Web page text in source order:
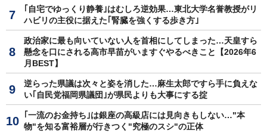
｢自宅でゆっくり静養｣はむしろ逆効果…東北大学名誉教授がリ
ハビリの主役に据えた｢腎臓を強くする歩き方｣
政治家に最も向いていない人を首相にしてしまった…天皇すら
懸念を口にされる高市早苗がいますぐやるべきこと【2026年6
月BEST】
逆らった県議は次々と姿を消した…麻生太郎ですら手に負えな
い｢自民党福岡県議団｣が県民よりも大事にする掟
｢一流のお金持ち｣は銀座の高級店には見向きもしない…"本
物"を知る富裕層が行きつく"究極のスシ"の正体